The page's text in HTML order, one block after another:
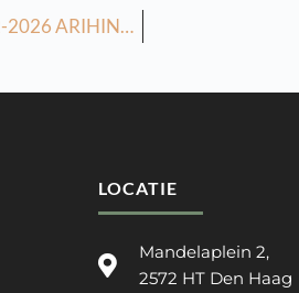
31-01/01-02-2026 YAPILAN, 7/8-02-2026 ARIHINDE YAPILACAK DERSLERIN ÖDEVI
LOCATIE
Mandelaplein 2,
2572 HT Den Haag